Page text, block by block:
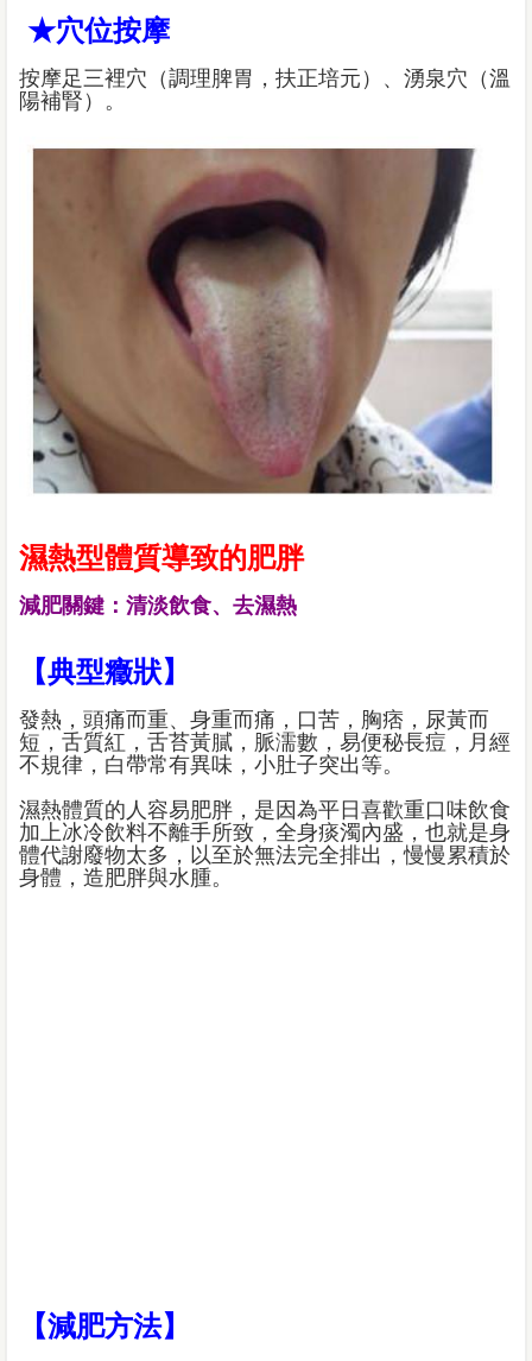
★穴位按摩
按摩足三裡穴（調理脾胃，扶正培元）、湧泉穴（溫
陽補腎）。
濕熱型體質導致的肥胖
減肥關鍵：清淡飲食、去濕熱
【典型癥狀】
發熱，頭痛而重、身重而痛，口苦，胸痞，尿黃而
短，舌質紅，舌苔黃膩，脈濡數，易便秘長痘，月經
不規律，白帶常有異味，小肚子突出等。
濕熱體質的人容易肥胖，是因為平日喜歡重口味飲食
加上冰冷飲料不離手所致，全身痰濁內盛，也就是身
體代謝廢物太多，以至於無法完全排出，慢慢累積於
身體，造肥胖與水腫。
【減肥方法】